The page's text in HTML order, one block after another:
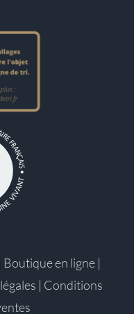
Boutique en ligne |
| Conditions